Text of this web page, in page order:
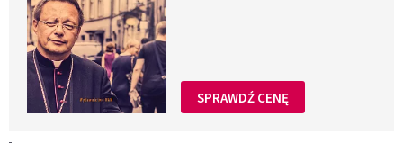
SPRAWDŹ CENĘ